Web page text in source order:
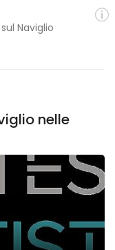
Naviglio
nelle